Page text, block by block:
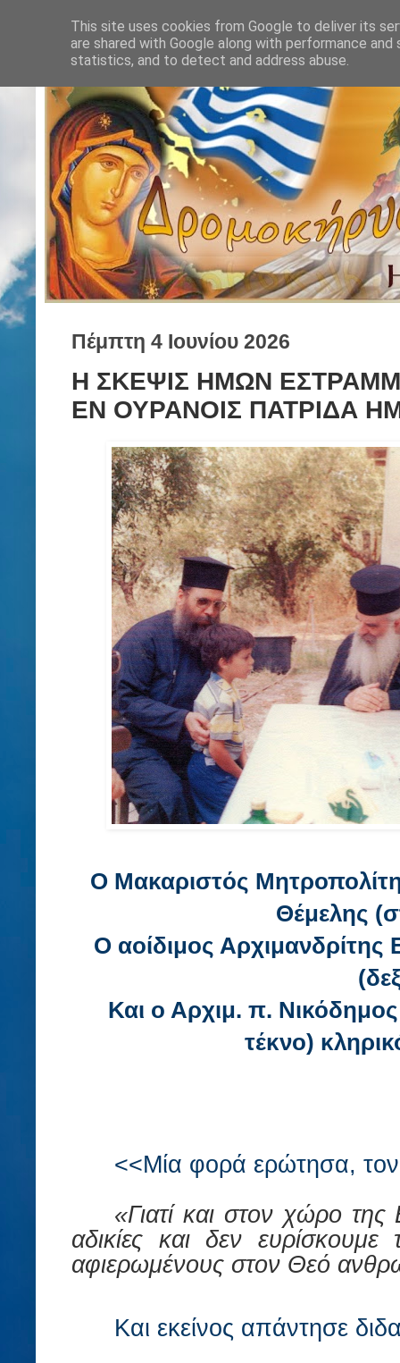
Πέμπτη 4 Ιουνίου 2026
Η ΣΚΕΨΙΣ ΗΜΩΝ
ΕΝ ΟΥΡΑΝΟΙΣ ΠΑΤΡΙΔΑ
Ο Μακαριστός
Θέμελης
Ο αοίδιμος
Και ο Αρχιμ. π.
τέκνο)
<<Μία φορά ερώτησα,
«Γιατί και στον χώρο της
αδικίες και δεν ευρίσκουμε
αφιερωμένους στον Θεό
Και εκείνος απάντησε
This site uses cookies from Google to deliver its
are shared with Google along with performance
statistics, and to detect and address abuse.